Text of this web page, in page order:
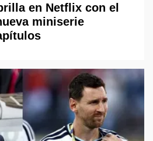
en Netflix con el
miniserie